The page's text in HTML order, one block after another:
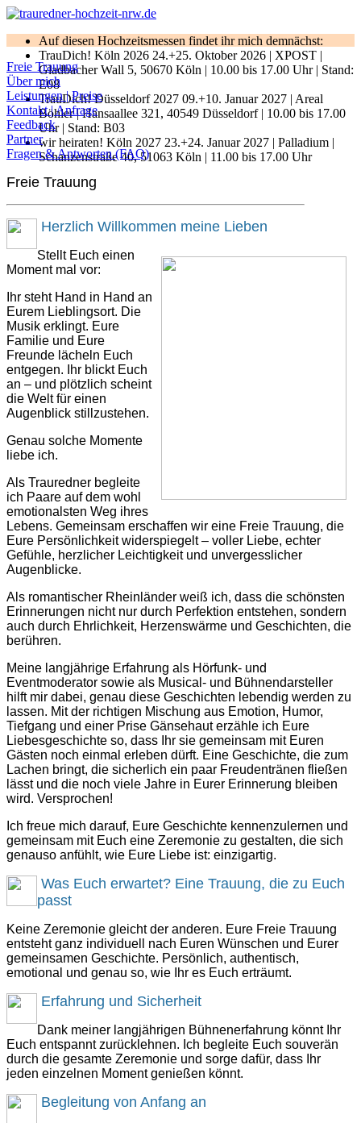
Auf diesen Hochzeitsmessen findet ihr mich demnächst:
TrauDich! Köln 2026 24.+25. Oktober 2026 | XPOST |
Gladbacher Wall 5, 50670 Köln | 10.00 bis 17.00 Uhr | Stand:
E08
TrauDich! Düsseldorf 2027 09.+10. Januar 2027 | Areal
Böhler | Hansaallee 321, 40549 Düsseldorf | 10.00 bis 17.00
Uhr | Stand: B03
wir heiraten! Köln 2027 23.+24. Januar 2027 | Palladium |
Schanzenstraße 40, 51063 Köln | 11.00 bis 17.00 Uhr
Freie Trauung
Über mich
Leistungen | Preise
Kontakt | Anfrage
Feedback
Partner
Fragen & Antworten (FAQ)
Freie Trauung
Herzlich Willkommen meine Lieben
Stellt Euch einen
Moment mal vor:
Ihr steht Hand in Hand an
Eurem Lieblingsort. Die
Musik erklingt. Eure
Familie und Eure
Freunde lächeln Euch
entgegen. Ihr blickt Euch
an – und plötzlich scheint
die Welt für einen
Augenblick stillzustehen.
Genau solche Momente
liebe ich.
Als Trauredner begleite
ich Paare auf dem wohl
emotionalsten Weg ihres
Lebens. Gemeinsam erschaffen wir eine Freie Trauung, die
Eure Persönlichkeit widerspiegelt – voller Liebe, echter
Gefühle, herzlicher Leichtigkeit und unvergesslicher
Augenblicke.
Als romantischer Rheinländer weiß ich, dass die schönsten
Erinnerungen nicht nur durch Perfektion entstehen, sondern
auch durch Ehrlichkeit, Herzenswärme und Geschichten, die
berühren.
Meine langjährige Erfahrung als Hörfunk- und
Eventmoderator sowie als Musical- und Bühnendarsteller
hilft mir dabei, genau diese Geschichten lebendig werden zu
lassen. Mit der richtigen Mischung aus Emotion, Humor,
Tiefgang und einer Prise Gänsehaut erzähle ich Eure
Liebesgeschichte so, dass Ihr sie gemeinsam mit Euren
Gästen noch einmal erleben dürft. Eine Geschichte, die zum
Lachen bringt, die sicherlich ein paar Freudentränen fließen
lässt und die noch viele Jahre in Eurer Erinnerung bleiben
wird. Versprochen!
Ich freue mich darauf, Eure Geschichte kennenzulernen und
gemeinsam mit Euch eine Zeremonie zu gestalten, die sich
genauso anfühlt, wie Eure Liebe ist: einzigartig.
Was Euch erwartet? Eine Trauung, die zu Euch
passt
Keine Zeremonie gleicht der anderen. Eure Freie Trauung
entsteht ganz individuell nach Euren Wünschen und Eurer
gemeinsamen Geschichte. Persönlich, authentisch,
emotional und genau so, wie Ihr es Euch erträumt.
Erfahrung und Sicherheit
Dank meiner langjährigen Bühnenerfahrung könnt Ihr
Euch entspannt zurücklehnen. Ich begleite Euch souverän
durch die gesamte Zeremonie und sorge dafür, dass Ihr
jeden einzelnen Moment genießen könnt.
Begleitung von Anfang an